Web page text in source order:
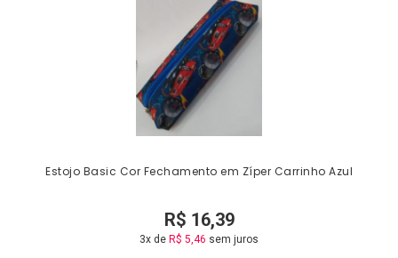
Estojo Basic Cor Fechamento em Zíper Carrinho Azul
R$ 16,39
3x de R$ 5,46 sem juros